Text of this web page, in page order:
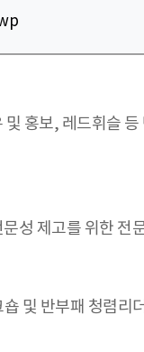
홍보, 레드휘슬
성 제고를 위한 전
및 반부패 청렴